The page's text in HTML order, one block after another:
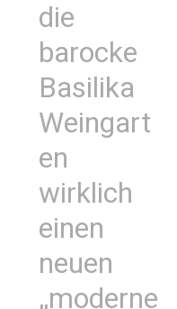
die
barocke
Basilika
Weingart
en
wirklich
einen
neuen
„moderne